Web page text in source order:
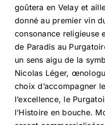
goûtera en Velay et
donné au premier vin
consonance religieuse
de Paradis au
un sens aigu de la
Nicolas Léger,
choix d’accompagner
l’excellence, le
l’Histoire en bouche.